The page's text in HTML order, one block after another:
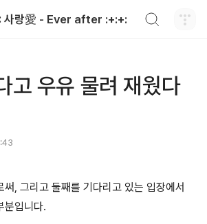
사랑愛 - Ever after :+:+:
고 우유 물려 재웠다
써, 그리고 둘째를 기다리고 있는 입장에서
분입니다.